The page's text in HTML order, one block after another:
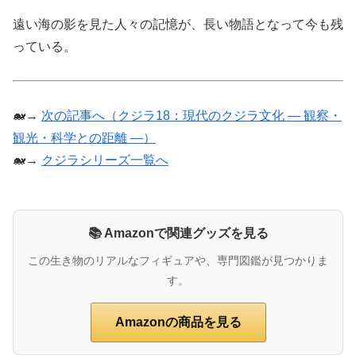
遠い海の影を見た人々の記憶が、長い物語となって今も残
っている。
🐋→ 次の記事へ（クジラ18：現代のクジラ文化 ― 観察・
観光・科学との距離 ―）
🐋→ クジラシリーズ一覧へ
📚 Amazonで関連グッズを見る
この生き物のリアルなフィギュアや、専門図鑑が見つかりま
す。
Amazonの商品を見る